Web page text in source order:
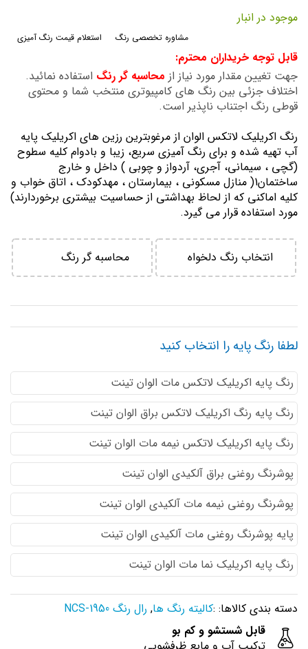
ابتدای
گالری
موجود در انبار
استعلام قیمت رنگ آمیزی مشاوره تخصصی رنگ
قابل توجه خریداران محترم:
جهت تغیین مقدار مورد نیاز از محاسبه گر رنگ استفاده نمائید.
اختلاف جزئی بین رنگ های کامپیوتری منتخب شما و محتوی
قوطی رنگ اجتناب ناپذیر است.
رنگ اكريليك لاتكس الوان از مرغوبترين رزين هاي اكريليك پايه
آب تهيه شده و برای رنگ آمیزی سریع، زیبا و بادوام کلیه سطوح
(گچی ، سیمانی، آجری، آردواز و چوبی ) داخل و خارج
ساختمان1( منازل مسكوني ، بيمارستان ، مهدكودك ، اتاق خواب و
كليه اماكني كه از لحاظ بهداشتي از حساسيت بيشتري برخوردارند)
مورد استفاده قرار می گیرد.
انتخاب رنگ دلخواه محاسبه گر رنگ
لطفا رنگ پایه را انتخاب کنید
رنگ پایه اكريليك لاتكس مات الوان تینت
رنگ پایه رنگ اكريليك لاتكس براق الوان تینت
رنگ پایه اكريليك لاتكس نيمه مات الوان تینت
پوشرنگ روغنی براق آلکیدی الوان تینت
پوشرنگ روغنی نیمه مات آلکیدی الوان تینت
پایه پوشرنگ روغنی مات آلکیدی الوان تینت
رنگ پایه اکریلیک نما مات الوان تینت
دسته بندی کالاها: :کالیته رنگ ها, رال رنگ NCS-1950
قابل شستشو و کم بو